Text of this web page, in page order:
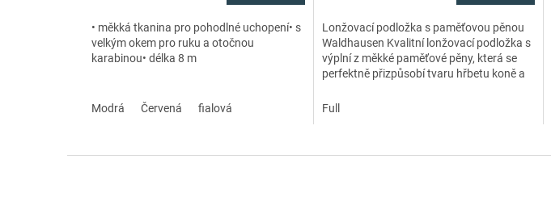
• měkká tkanina pro pohodlné uchopení• s
velkým okem pro ruku a otočnou
karabinou• délka 8 m
Modrá Červená fialová
Lonžovací podložka s paměťovou pěnou
Waldhausen Kvalitní lonžovací podložka s
výplní z měkké paměťové pěny, která se
perfektně přizpůsobí tvaru hřbetu koně a
Full